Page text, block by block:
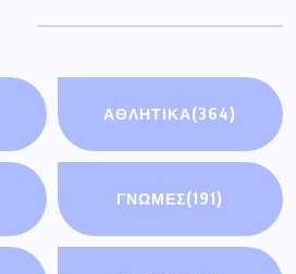
ΑΘΛΗΤΙΚΑ(364)
ΓΝΩΜΕΣ(191)